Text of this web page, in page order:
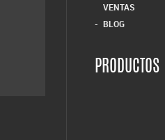
VENTAS
BLOG
PRODUCTOS